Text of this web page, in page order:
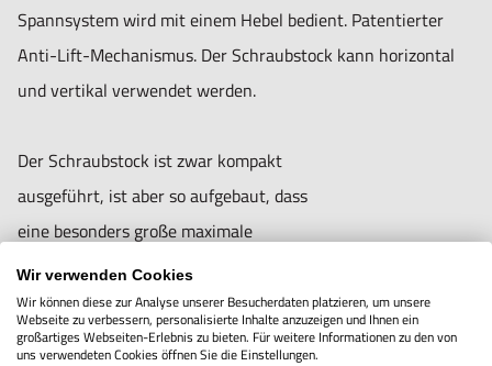
Spannsystem wird mit einem Hebel bedient. Patentierter
Anti-Lift-Mechanismus. Der Schraubstock kann horizontal
und vertikal verwendet werden.
Der Schraubstock ist zwar kompakt
ausgeführt, ist aber so aufgebaut, dass
eine besonders große maximale
Backenöffnungsweite entsteht. Die Spindel
ist vor Schmutz und Spänen geschützt.
Parallelität: 0,01/100 mm. Toleranz zwischen
Wir verwenden Cookies
Wir können diese zur Analyse unserer Besucherdaten platzieren, um unsere
Webseite zu verbessern, personalisierte Inhalte anzuzeigen und Ihnen ein
großartiges Webseiten-Erlebnis zu bieten. Für weitere Informationen zu den von
uns verwendeten Cookies öffnen Sie die Einstellungen.